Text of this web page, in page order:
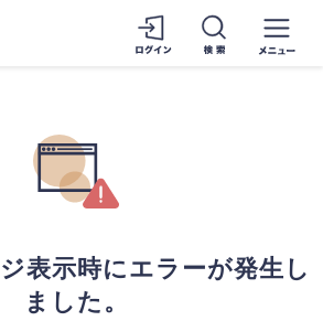
表示時にエラーが発生し
ました。